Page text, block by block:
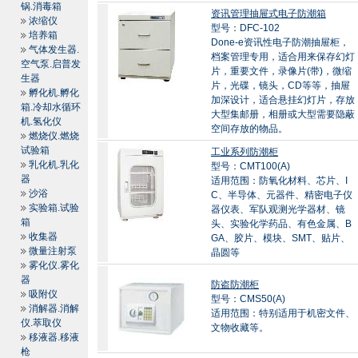
锅.消毒箱
浓缩仪
培养箱
气体发生器.
空气泵.启普发
生器
孵化机.孵化
箱.冷却水循环
机.氢化仪
燃烧仪.燃烧
试验箱
乳化机.乳化
器
沙浴
实验箱.试验
箱
收集器
微量注射泵
雾化仪.雾化
器
吸附仪
消解器.消解
仪.萃取仪
移液器.移液
枪
资讯管理抽屉式电子防潮箱
型号：DFC-102
Done-e资讯性电子防潮抽屉柜，
档案管理专用，适合用来保存幻灯
片，重要文件，录像片(带)，微缩
片，光碟，镜头，CD等等，抽屉
加深设计，适合悬挂幻灯片，存放
大型集邮册，相册或大型需要隐蔽
空间存放的物品。
工业系列防潮柜
型号：CMT100(A)
适用范围：防氧化材料、芯片、I
C、半导体、元器件、精密电子仪
器仪表、军队观测光学器材、镜
头、实验化学药品、有色金属、B
GA、胶片、模块、SMT、贴片、
晶圆等
防盗防潮柜
型号：CMS50(A)
适用范围：特别适用于机密文件、
文物收藏等。